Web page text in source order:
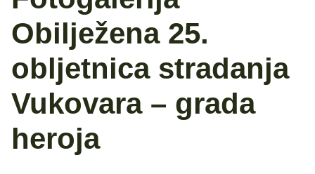
Obilježena 25.
obljetnica stradanja
Vukovara – grada
heroja